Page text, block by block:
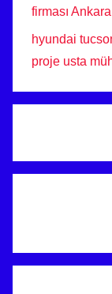
firması
hyundai
proje usta